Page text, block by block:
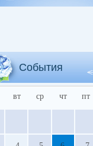
События
вт ср чт пт